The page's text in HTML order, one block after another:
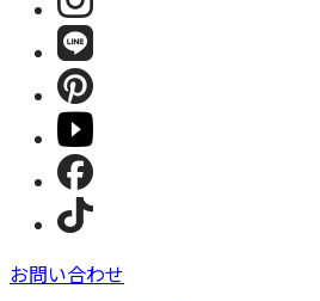
お問い合わせ